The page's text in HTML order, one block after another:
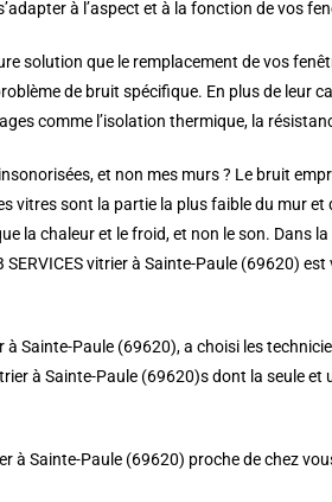
à l’aspect et à la fonction de vos
solution que le remplacement de vos
de bruit spécifique. En plus de leur
comme l’isolation thermique, la
et non mes murs ? Le bruit
vitres sont la partie la plus faible du mur
la chaleur et le froid, et non le son.
vitrier à Sainte-Paule (69620)
à Sainte-Paule (69620), a choisi les
à Sainte-Paule (69620)s dont la seule
à Sainte-Paule (69620) proche de chez